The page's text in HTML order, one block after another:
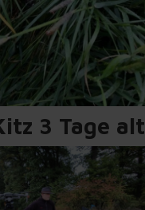
3 Tage alt